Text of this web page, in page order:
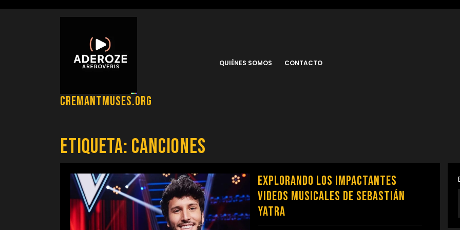
cremantmuses.org
QUIÉNES SOMOS CONTACTO
Etiqueta: canciones
Explorando los Impactantes
Videos Musicales de Sebastián
Yatra